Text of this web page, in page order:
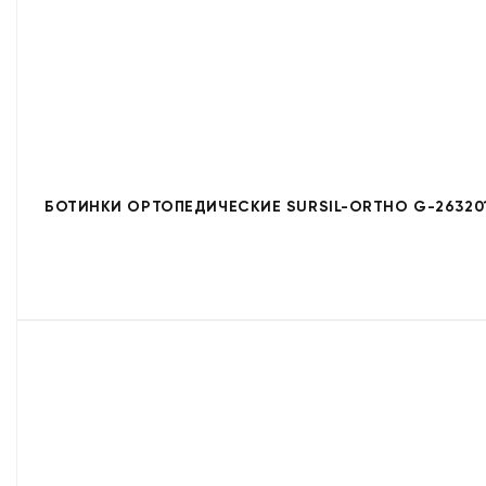
БОТИНКИ ОРТОПЕДИЧЕСКИЕ SURSIL-ORTHO G-